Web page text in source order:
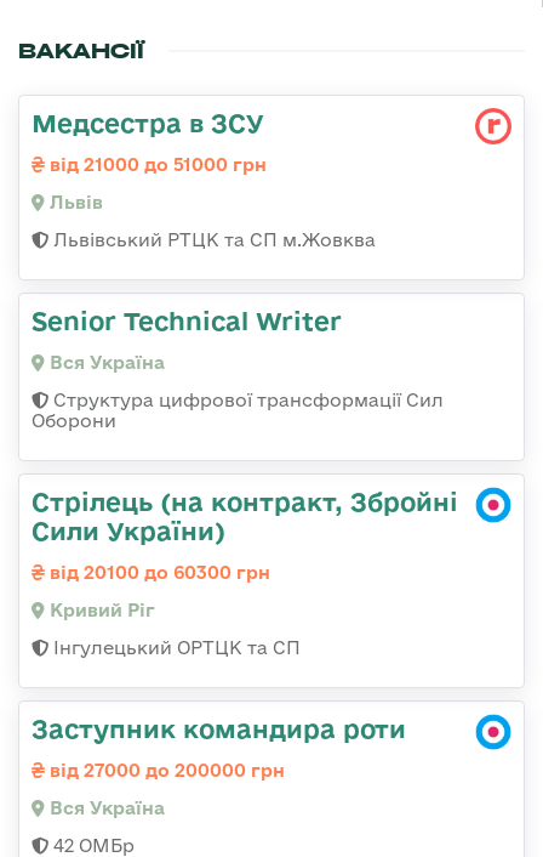
ВАКАНСІЇ
Медсестра в ЗСУ
від 21000 до 51000 грн
Львів
Львівський РТЦК та СП м.Жовква
Senior Technical Writer
Вся Україна
Структура цифрової трансформації Сил
Оборони
Стрілець (на контракт, Збройні
Сили України)
від 20100 до 60300 грн
Кривий Ріг
Інгулецький ОРТЦК та СП
Заступник командира роти
від 27000 до 200000 грн
Вся Україна
42 ОМБр